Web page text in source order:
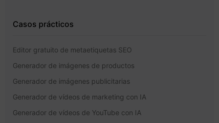
Casos prácticos
Editor gratuito de metaetiquetas SEO
Generador de imágenes de productos
Generador de imágenes publicitarias
Generador de vídeos de marketing con IA
Generador de vídeos de YouTube con IA